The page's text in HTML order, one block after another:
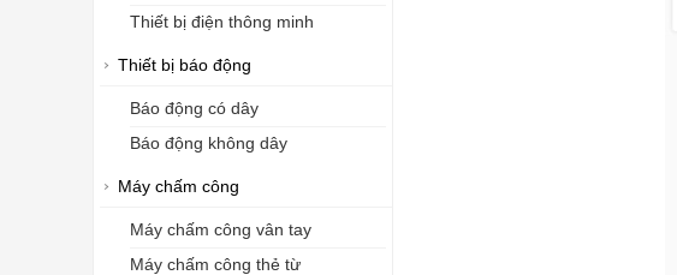
Thiết bị điện thông minh
Thiết bị báo động
Báo động có dây
Báo động không dây
Máy chấm công
Máy chấm công vân tay
Máy chấm công thẻ từ